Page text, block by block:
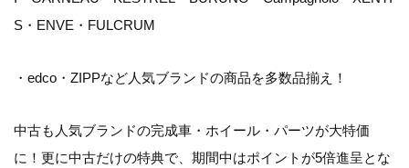
S・ENVE・FULCRUM
・edco・ZIPPなど人気ブランドの商品を多数品揃え！
中古も人気ブランドの完成車・ホイール・パーツが大特価
に！更に中古だけの特典で、期間中はポイントが5倍進呈とな